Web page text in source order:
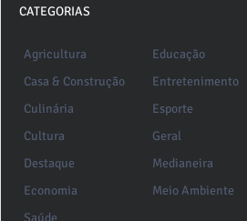
CATEGORIAS
Agricultura
Casa & Construção
Culinária
Cultura
Destaque
Economia
Educação
Entretenimento
Esporte
Geral
Medianeira
Meio Ambiente